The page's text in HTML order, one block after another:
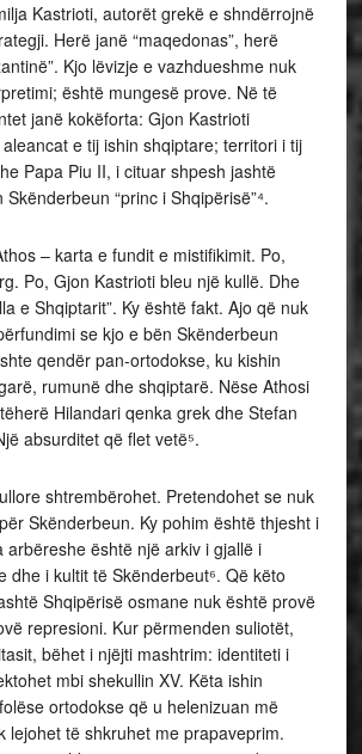
Kastrioti, autorët grekë e shndërrojnë
Herë janë “maqedonas”, herë
Kjo lëvizje e vazhdueshme nuk
është mungesë prove. Në të
janë kokëforta: Gjon Kastrioti
e tij ishin shqiptare; territori i tij
Papa Piu II, i cituar shpesh jashtë
“princ i Shqipërisë”⁴.
– karta e fundit e mistifikimit. Po,
Po, Gjon Kastrioti bleu një kullë. Dhe
e Shqiptarit”. Ky është fakt. Ajo që nuk
se kjo e bën Skënderbeun
qendër pan-ortodokse, ku kishin
rumunë dhe shqiptarë. Nëse Athosi
Hilandari qenka grek dhe Stefan
absurditet që flet vetë⁵.
shtrembërohet. Pretendohet se nuk
Skënderbeun. Ky pohim është thjesht i
arbëreshe është një arkiv i gjallë i
dhe i kultit të Skënderbeut⁶. Që këto
Shqipërisë osmane nuk është provë
represioni. Kur përmenden suliotët,
bëhet i njëjti mashtrim: identiteti i
mbi shekullin XV. Këta ishin
ortodokse që u helenizuan më
lejohet të shkruhet me prapaveprim.